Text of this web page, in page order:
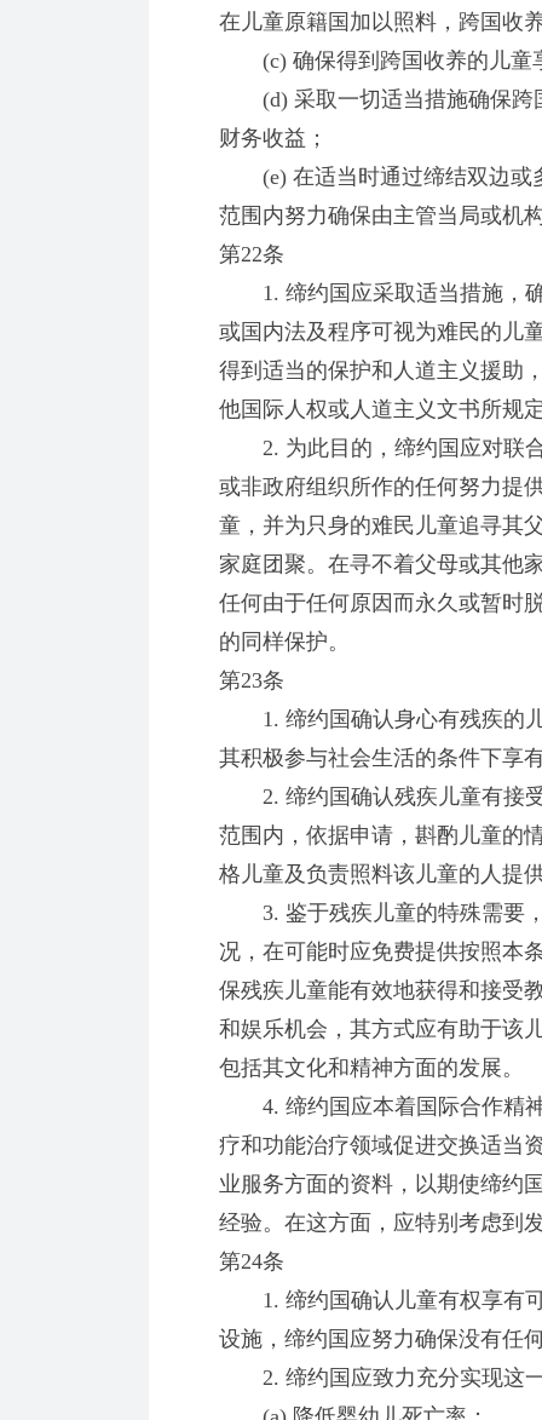
在儿童原籍国加以照料，跨国收
(c) 确保得到跨国收养的儿童
(d) 采取一切适当措施确保跨
财务收益；
(e) 在适当时通过缔结双边或
范围内努力确保由主管当局或机
第22条
1. 缔约国应采取适当措施，确
或国内法及程序可视为难民的儿
得到适当的保护和人道主义援助
他国际人权或人道主义文书所规
2. 为此目的，缔约国应对联合
或非政府组织所作的任何努力提
童，并为只身的难民儿童追寻其
家庭团聚。在寻不着父母或其他
任何由于任何原因而永久或暂时
的同样保护。
第23条
1. 缔约国确认身心有残疾的儿
其积极参与社会生活的条件下享
2. 缔约国确认残疾儿童有接受
范围内，依据申请，斟酌儿童的
格儿童及负责照料该儿童的人提
3. 鉴于残疾儿童的特殊需要，
况，在可能时应免费提供按照本
保残疾儿童能有效地获得和接受
和娱乐机会，其方式应有助于该
包括其文化和精神方面的发展。
4. 缔约国应本着国际合作精神
疗和功能治疗领域促进交换适当
业服务方面的资料，以期使缔约
经验。在这方面，应特别考虑到
第24条
1. 缔约国确认儿童有权享有可
设施，缔约国应努力确保没有任
2. 缔约国应致力充分实现这